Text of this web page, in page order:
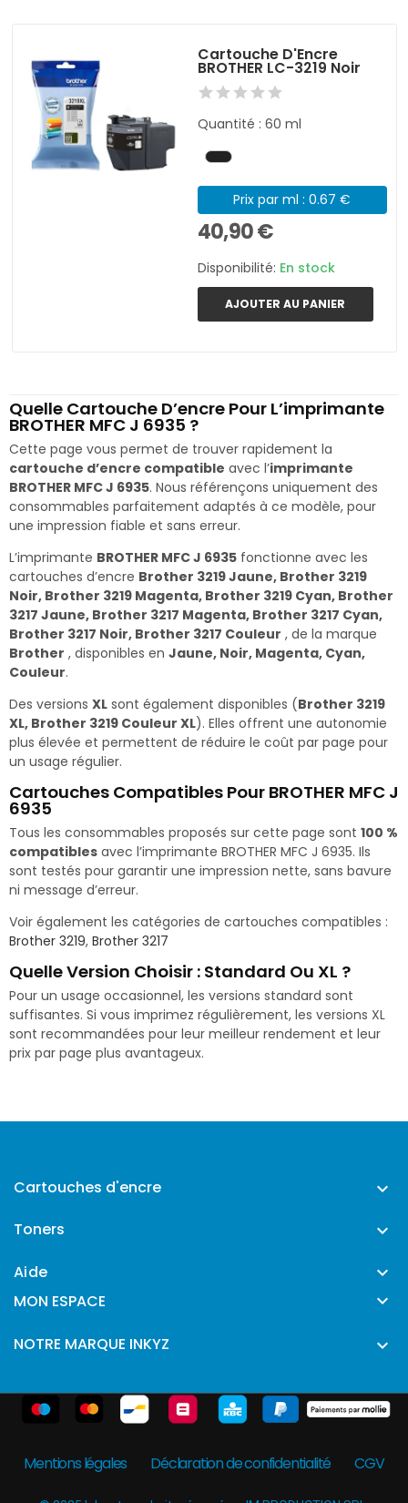
Cartouche D'Encre
BROTHER LC-3219 Noir
Quantité : 60 ml
Prix par ml : 0.67 €
40,90 €
Disponibilité: En stock
AJOUTER AU PANIER
Quelle Cartouche D’encre Pour L’imprimante
BROTHER MFC J 6935 ?
Cette page vous permet de trouver rapidement la
cartouche d’encre compatible avec l’imprimante
BROTHER MFC J 6935. Nous référençons uniquement des
consommables parfaitement adaptés à ce modèle, pour
une impression fiable et sans erreur.
L’imprimante BROTHER MFC J 6935 fonctionne avec les
cartouches d’encre Brother 3219 Jaune, Brother 3219
Noir, Brother 3219 Magenta, Brother 3219 Cyan, Brother
3217 Jaune, Brother 3217 Magenta, Brother 3217 Cyan,
Brother 3217 Noir, Brother 3217 Couleur , de la marque
Brother , disponibles en Jaune, Noir, Magenta, Cyan,
Couleur.
Des versions XL sont également disponibles (Brother 3219
XL, Brother 3219 Couleur XL). Elles offrent une autonomie
plus élevée et permettent de réduire le coût par page pour
un usage régulier.
Cartouches Compatibles Pour BROTHER MFC J
6935
Tous les consommables proposés sur cette page sont 100 %
compatibles avec l’imprimante BROTHER MFC J 6935. Ils
sont testés pour garantir une impression nette, sans bavure
ni message d’erreur.
Voir également les catégories de cartouches compatibles :
Brother 3219, Brother 3217
Quelle Version Choisir : Standard Ou XL ?
Pour un usage occasionnel, les versions standard sont
suffisantes. Si vous imprimez régulièrement, les versions XL
sont recommandées pour leur meilleur rendement et leur
prix par page plus avantageux.
Cartouches d'encre 
Toners 
Aide 
MON ESPACE 
NOTRE MARQUE INKYZ 
Mentions légales Déclaration de confidentialité CGV